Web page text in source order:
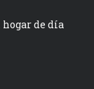
de día